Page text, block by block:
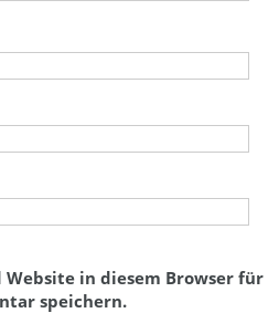
Website in diesem Browser für
speichern.